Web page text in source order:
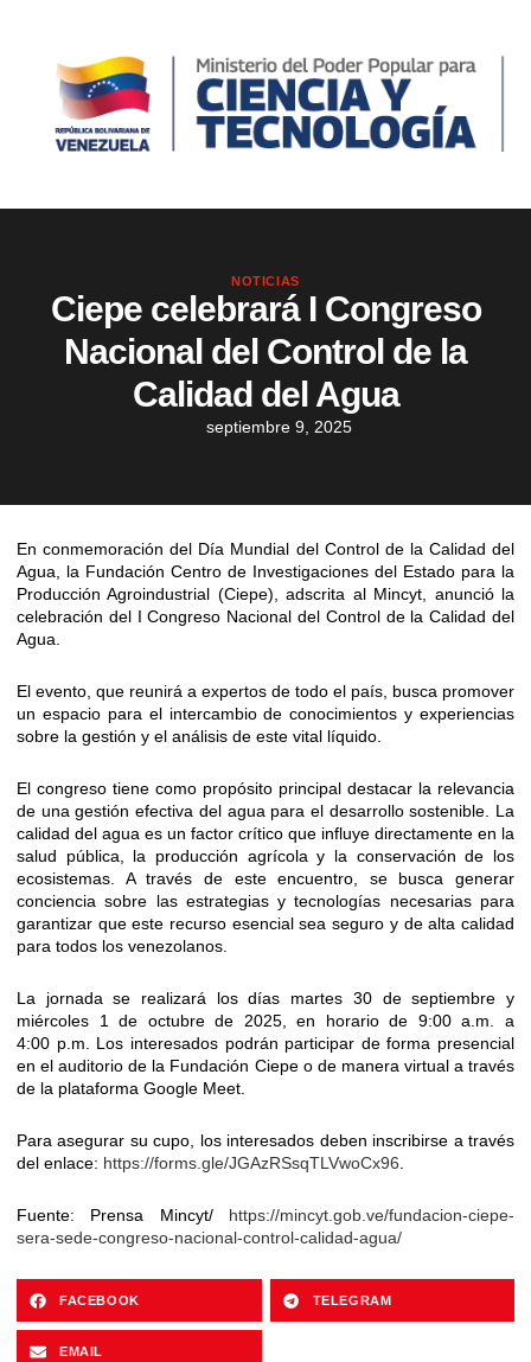
NOTICIAS
Ciepe celebrará I Congreso
Nacional del Control de la
Calidad del Agua
septiembre 9, 2025
En conmemoración del Día Mundial del Control de la Calidad del
Agua, la Fundación Centro de Investigaciones del Estado para la
Producción Agroindustrial (Ciepe), adscrita al Mincyt, anunció la
celebración del I Congreso Nacional del Control de la Calidad del
Agua.
El evento, que reunirá a expertos de todo el país, busca promover
un espacio para el intercambio de conocimientos y experiencias
sobre la gestión y el análisis de este vital líquido.
El congreso tiene como propósito principal destacar la relevancia
de una gestión efectiva del agua para el desarrollo sostenible. La
calidad del agua es un factor crítico que influye directamente en la
salud pública, la producción agrícola y la conservación de los
ecosistemas. A través de este encuentro, se busca generar
conciencia sobre las estrategias y tecnologías necesarias para
garantizar que este recurso esencial sea seguro y de alta calidad
para todos los venezolanos.
La jornada se realizará los días martes 30 de septiembre y
miércoles 1 de octubre de 2025, en horario de 9:00 a.m. a
4:00 p.m. Los interesados podrán participar de forma presencial
en el auditorio de la Fundación Ciepe o de manera virtual a través
de la plataforma Google Meet.
Para asegurar su cupo, los interesados deben inscribirse a través
del enlace: https://forms.gle/JGAzRSsqTLVwoCx96.
Fuente: Prensa Mincyt/ https://mincyt.gob.ve/fundacion-ciepe-
sera-sede-congreso-nacional-control-calidad-agua/
FACEBOOK TELEGRAM
EMAIL